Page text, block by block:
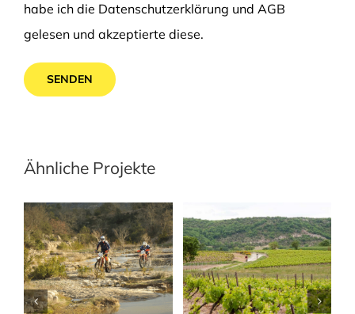
habe ich die Datenschutzerklärung und AGB
gelesen und akzeptierte diese.
Ähnliche Projekte